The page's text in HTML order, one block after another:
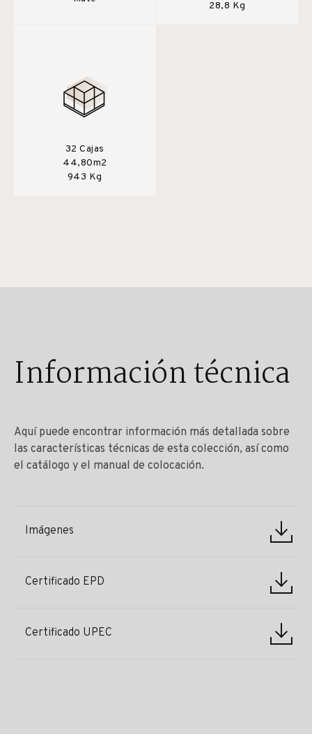
28,8 Kg
32 Cajas
44,80m2
943 Kg
Información técnica
Aquí puede encontrar información más detallada sobre
las características técnicas de esta colección, así como
el catálogo y el manual de colocación.
Imágenes
Certificado EPD
Certificado UPEC